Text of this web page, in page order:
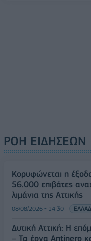
ΡΟΗ ΕΙΔΗΣΕΩΝ
Κορυφώνεται η
56.000 επιβάτες
λιμάνια της Αττικής
08/08/2026 - 14:30
Δυτική Αττική: Η
– Τα έργα Antinero